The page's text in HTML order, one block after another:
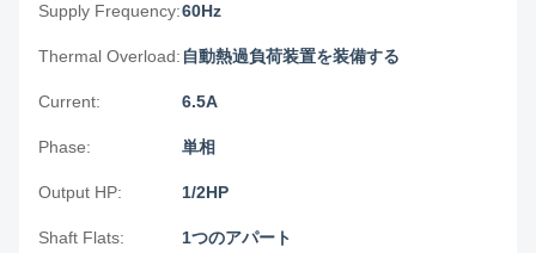
Supply Frequency:60Hz
Thermal Overload: 自動熱過負荷装置を装備する
Current: 6.5A
Phase: 単相
Output HP: 1/2HP
Shaft Flats: 1つのアパート